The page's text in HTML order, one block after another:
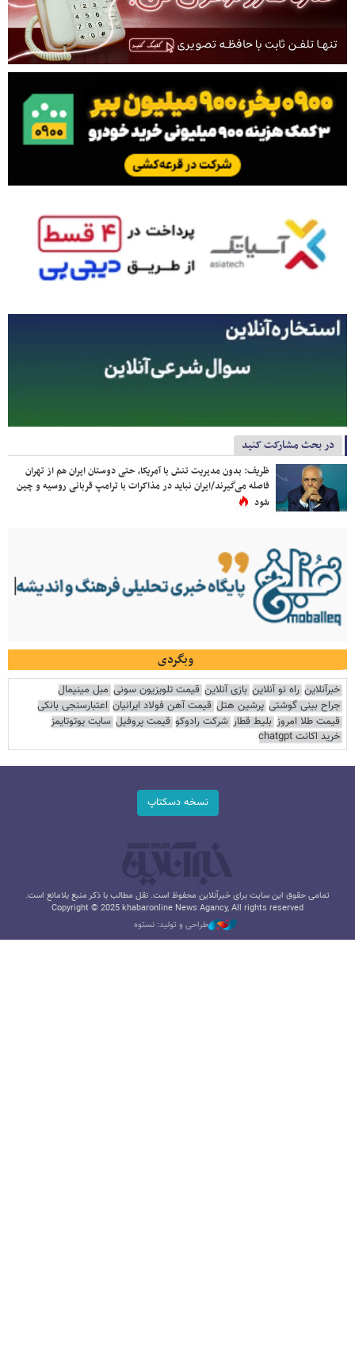
در بحث مشارکت کنید
ظریف: بدون مدیریت تنش با آمریکا، حتی دوستان ایران هم از تهران
فاصله می‌گیرند/ایران نباید در مذاکرات با ترامپ قربانی روسیه و چین
شود
وبگردی
خبرآنلاین راه نو آنلاین بازی آنلاین قیمت تلویزیون سونی مبل مینیمال
جراح بینی گوشتی پرشین هتل قیمت آهن فولاد ایرانیان اعتبارسنجی بانکی
قیمت طلا امروز بلیط قطار شرکت رادوکو قیمت پروفیل سایت یوتوتایمز
خرید اکانت chatgpt
نسخه دسکتاپ
تمامی حقوق این سایت برای خبرآنلاین محفوظ است. نقل مطالب با ذکر منبع بلامانع است.
Copyright © 2025 khabaronline News Agancy, All rights reserved
طراحی و تولید: نستوه